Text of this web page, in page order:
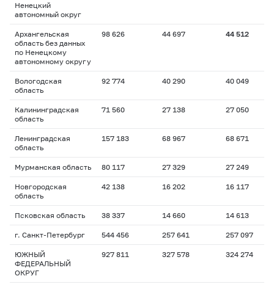
Ненецкий
автономный округ
Архангельская
область без данных
по Ненецкому
автономному округу
98 626 44 697 44 512
Вологодская
область
92 774 40 290 40 049
Калининградская
область
71 560 27 138 27 050
Ленинградская
область
157 183 68 967 68 671
Мурманская область 80 117 27 329 27 249
Новгородская
область
42 138 16 202 16 117
Псковская область 38 337 14 660 14 613
г. Санкт-Петербург 544 456 257 641 257 097
ЮЖНЫЙ
ФЕДЕРАЛЬНЫЙ
ОКРУГ
927 811 327 578 324 274